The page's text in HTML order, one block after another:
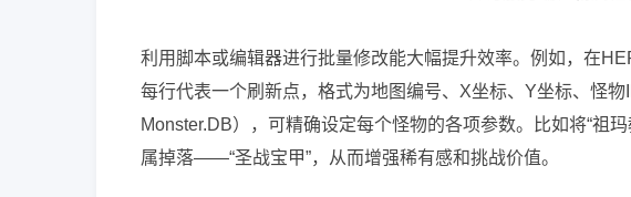
利用脚本或编辑器进行批量修改能大幅提升效率。例如，在
每行代表一个刷新点，格式为地图编号、X坐标、Y坐标、怪
Monster.DB），可精确设定每个怪物的各项参数。比如将“祖
属掉落——“圣战宝甲”，从而增强稀有感和挑战价值。